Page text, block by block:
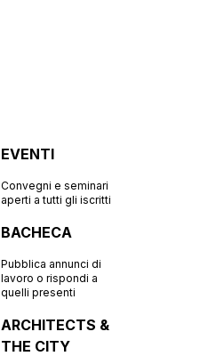
EVENTI
Convegni e seminari
aperti a tutti gli iscritti
BACHECA
Pubblica annunci di
lavoro o rispondi a
quelli presenti
ARCHITECTS &
THE CITY